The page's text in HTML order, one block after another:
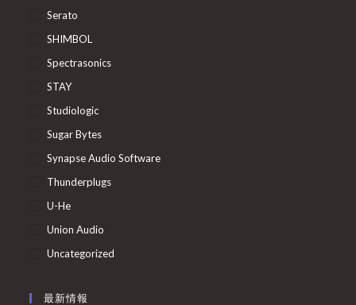
Serato
SHIMBOL
Spectrasonics
STAY
Studiologic
Sugar Bytes
Synapse Audio Software
Thunderplugs
U-He
Union Audio
Uncategorized
最新情報